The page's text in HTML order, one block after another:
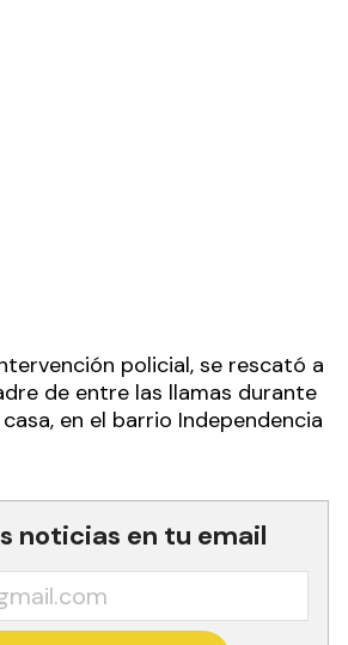
policial, se rescató a
de entre las llamas durante
en el barrio Independencia
noticias en tu email